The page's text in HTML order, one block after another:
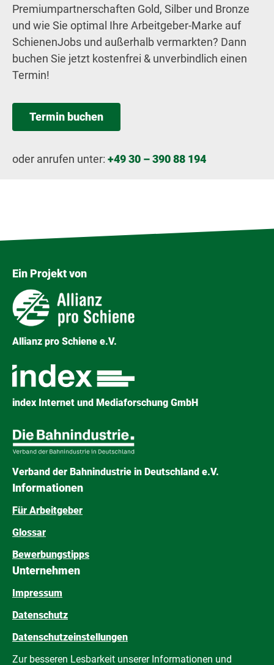
Premiumpartnerschaften Gold, Silber und Bronze
und wie Sie optimal Ihre Arbeitgeber-Marke auf
SchienenJobs und außerhalb vermarkten? Dann
buchen Sie jetzt kostenfrei & unverbindlich einen
Termin!
Termin buchen
oder anrufen unter: +49 30 – 390 88 194
Ein Projekt von
Allianz pro Schiene e.V.
index Internet und Mediaforschung GmbH
Verband der Bahnindustrie in Deutschland e.V.
Informationen
Für Arbeitgeber
Glossar
Bewerbungstipps
Unternehmen
Impressum
Datenschutz
Datenschutzeinstellungen
Zur besseren Lesbarkeit unserer Informationen und